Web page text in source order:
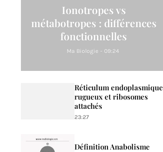
Ionotropes vs
métabotropes : différences
fonctionnelles
Ma Biologie - 09:24
Réticulum endoplasmique
rugueux et ribosomes
attachés
23:27
Définition Anabolisme